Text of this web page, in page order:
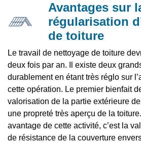
Avantages sur
régularisation
de toiture
Le travail de nettoyage de toiture
deux fois par an. Il existe deux
durablement en étant très réglo sur
cette opération. Le premier bienfait
valorisation de la partie extérieure
une propreté très aperçu de la
avantage de cette activité, c’est la
de résistance de la couverture